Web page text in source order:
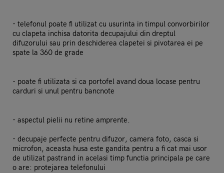
- telefonul poate fi utilizat cu usurinta in timpul convorbirilor
cu clapeta inchisa datorita decupajului din dreptul
difuzorului sau prin deschiderea clapetei si pivotarea ei pe
spate la 360 de grade
- poate fi utilizata si ca portofel avand doua locase pentru
carduri si unul pentru bancnote
- aspectul pielii nu retine amprente.
- decupaje perfecte pentru difuzor, camera foto, casca si
microfon, aceasta husa este gandita pentru a fi cat mai usor
de utilizat pastrand in acelasi timp functia principala pe care
o are: protejarea telefonului